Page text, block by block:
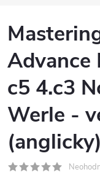
Advance
c5 4.c3
Werle -
(anglicky)